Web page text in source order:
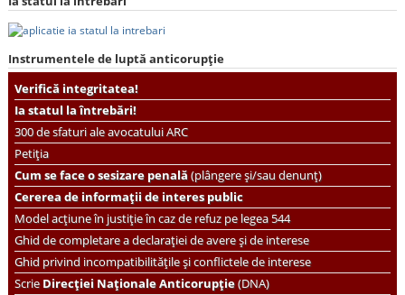
Instrumentele de luptă anticorupție
Verifică integritatea!
Ia statul la întrebări!
300 de sfaturi ale avocatului ARC
Petiția
Cum se face o sesizare penală(plângere și/sau denunț)
Cererea de informații de interes public
Model acțiune în justiție în caz de refuz pe legea 544
Ghid de completare a declarației de avere și de interese
Ghid privind incompatibilitățile și conflictele de interese
ScrieDirecției Naționale Anticorupție(DNA)